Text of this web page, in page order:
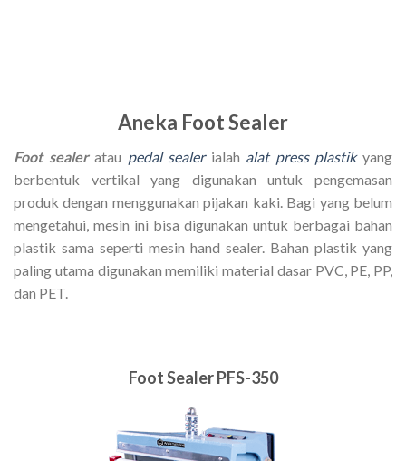
Aneka Foot Sealer
Foot sealeratau pedal sealerialah alat press plastikyang
berbentuk vertikal yang digunakan untuk pengemasan
produk dengan menggunakan pijakan kaki. Bagi yang belum
mengetahui, mesin ini bisa digunakan untuk berbagai bahan
plastik sama seperti mesin hand sealer. Bahan plastik yang
paling utama digunakan memiliki material dasar PVC, PE, PP,
dan PET.
Foot Sealer PFS-350